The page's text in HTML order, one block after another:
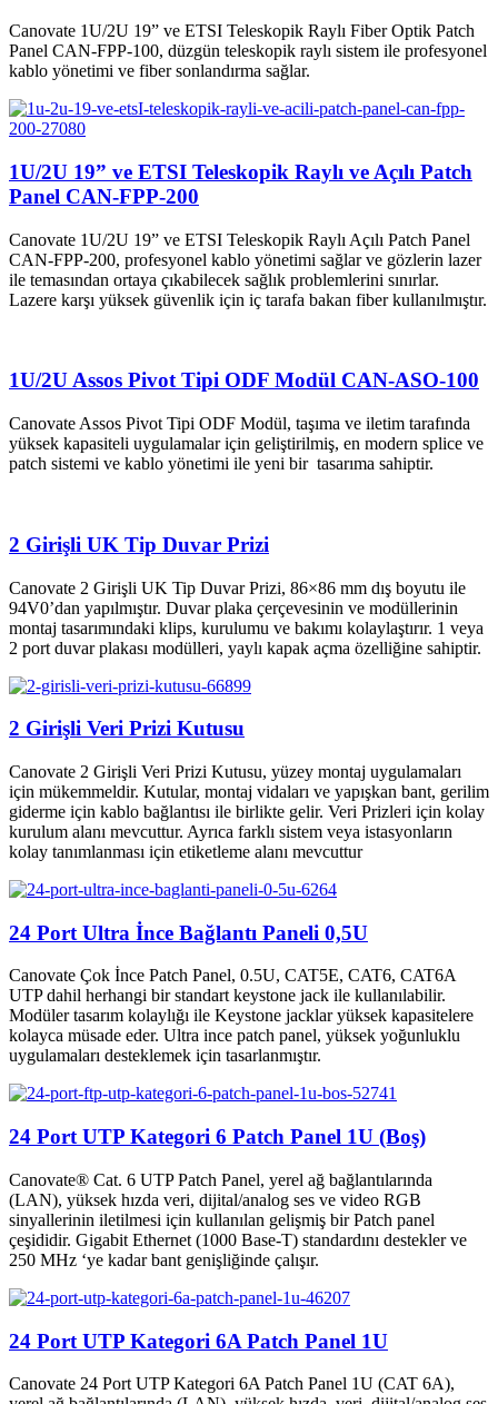
Canovate 1U/2U 19” ve ETSI Teleskopik Raylı Fiber Optik Patch
Panel CAN-FPP-100, düzgün teleskopik raylı sistem ile profesyonel
kablo yönetimi ve fiber sonlandırma sağlar.
1U/2U 19” ve ETSI Teleskopik Raylı ve Açılı Patch
Panel CAN-FPP-200
Canovate 1U/2U 19” ve ETSI Teleskopik Raylı Açılı Patch Panel
CAN-FPP-200, profesyonel kablo yönetimi sağlar ve gözlerin lazer
ile temasından ortaya çıkabilecek sağlık problemlerini sınırlar.
Lazere karşı yüksek güvenlik için iç tarafa bakan fiber kullanılmıştır.
1U/2U Assos Pivot Tipi ODF Modül CAN-ASO-100
Canovate Assos Pivot Tipi ODF Modül, taşıma ve iletim tarafında
yüksek kapasiteli uygulamalar için geliştirilmiş, en modern splice ve
patch sistemi ve kablo yönetimi ile yeni bir tasarıma sahiptir.
2 Girişli UK Tip Duvar Prizi
Canovate 2 Girişli UK Tip Duvar Prizi, 86×86 mm dış boyutu ile
94V0’dan yapılmıştır. Duvar plaka çerçevesinin ve modüllerinin
montaj tasarımındaki klips, kurulumu ve bakımı kolaylaştırır. 1 veya
2 port duvar plakası modülleri, yaylı kapak açma özelliğine sahiptir.
2 Girişli Veri Prizi Kutusu
Canovate 2 Girişli Veri Prizi Kutusu, yüzey montaj uygulamaları
için mükemmeldir. Kutular, montaj vidaları ve yapışkan bant, gerilim
giderme için kablo bağlantısı ile birlikte gelir. Veri Prizleri için kolay
kurulum alanı mevcuttur. Ayrıca farklı sistem veya istasyonların
kolay tanımlanması için etiketleme alanı mevcuttur
24 Port Ultra İnce Bağlantı Paneli 0,5U
Canovate Çok İnce Patch Panel, 0.5U, CAT5E, CAT6, CAT6A
UTP dahil herhangi bir standart keystone jack ile kullanılabilir.
Modüler tasarım kolaylığı ile Keystone jacklar yüksek kapasitelere
kolayca müsade eder. Ultra ince patch panel, yüksek yoğunluklu
uygulamaları desteklemek için tasarlanmıştır.
24 Port UTP Kategori 6 Patch Panel 1U (Boş)
Canovate® Cat. 6 UTP Patch Panel, yerel ağ bağlantılarında
(LAN), yüksek hızda veri, dijital/analog ses ve video RGB
sinyallerinin iletilmesi için kullanılan gelişmiş bir Patch panel
çeşididir. Gigabit Ethernet (1000 Base-T) standardını destekler ve
250 MHz ‘ye kadar bant genişliğinde çalışır.
24 Port UTP Kategori 6A Patch Panel 1U
Canovate 24 Port UTP Kategori 6A Patch Panel 1U (CAT 6A),